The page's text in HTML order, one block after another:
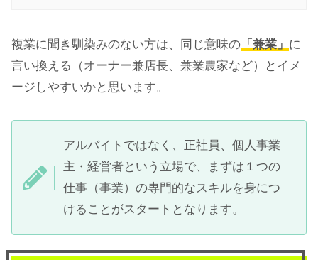
複業に聞き馴染みのない方は、同じ意味の 「兼業」 に
言い換える（オーナー兼店長、兼業農家など）とイメ
ージしやすいかと思います。
アルバイトではなく、正社員、個人事業
主・経営者という立場で、まずは１つの
仕事（事業）の専門的なスキルを身につ
けることがスタートとなります。